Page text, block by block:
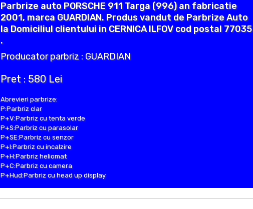
Parbrize auto PORSCHE 911 Targa (996) an fabricatie
2001, marca GUARDIAN. Produs vandut de Parbrize Auto
la Domiciliul clientului in CERNICA ILFOV cod postal 77035
.
Producator parbriz : GUARDIAN
Pret : 580 Lei
Abrevieri parbrize:
P:Parbriz clar
P+V:Parbriz cu tenta verde
P+S:Parbriz cu parasolar
P+SE:Parbriz cu senzor
P+I:Parbriz cu incalzire
P+H:Parbriz heliomat
P+C:Parbriz cu camera
P+Hud:Parbriz cu head up display